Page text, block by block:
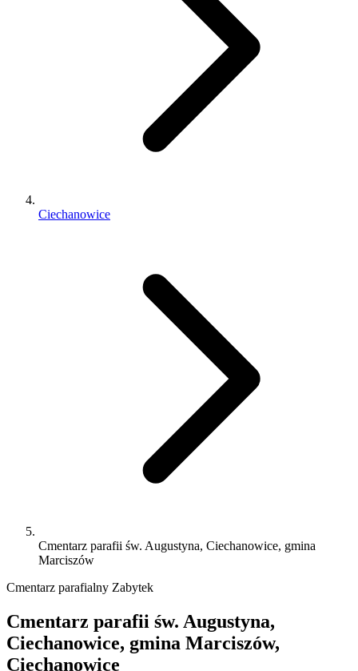
Ciechanowice
Cmentarz parafii św. Augustyna, Ciechanowice, gmina
Marciszów
Cmentarz parafialny Zabytek
Cmentarz parafii św. Augustyna,
Ciechanowice, gmina Marciszów,
Ciechanowice